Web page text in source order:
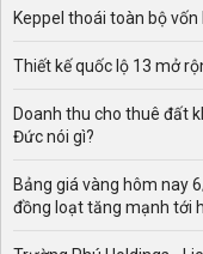
Keppel thoái toàn bộ
Thiết kế quốc lộ 13 mở
Doanh thu cho thuê đất
Đức nói gì?
Bảng giá vàng hôm nay
đồng loạt tăng mạnh tới